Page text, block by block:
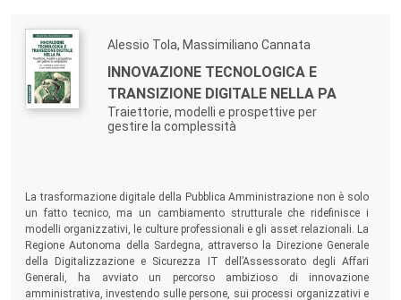
Alessio Tola, Massimiliano Cannata
INNOVAZIONE TECNOLOGICA E
TRANSIZIONE DIGITALE NELLA PA
Traiettorie, modelli e prospettive per
gestire la complessità
La trasformazione digitale della Pubblica Amministrazione non è solo
un fatto tecnico, ma un cambiamento strutturale che ridefinisce i
modelli organizzativi, le culture professionali e gli asset relazionali. La
Regione Autonoma della Sardegna, attraverso la Direzione Generale
della Digitalizzazione e Sicurezza IT dell’Assessorato degli Affari
Generali, ha avviato un percorso ambizioso di innovazione
amministrativa, investendo sulle persone, sui processi organizzativi e